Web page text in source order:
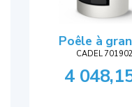
Poêle à
CADEL
4